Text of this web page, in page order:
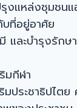
งแหล่งชุมชน
ที่อยู่อาศัย
และบำรุงรัก
มกีฬา
มประชาธิปไตย